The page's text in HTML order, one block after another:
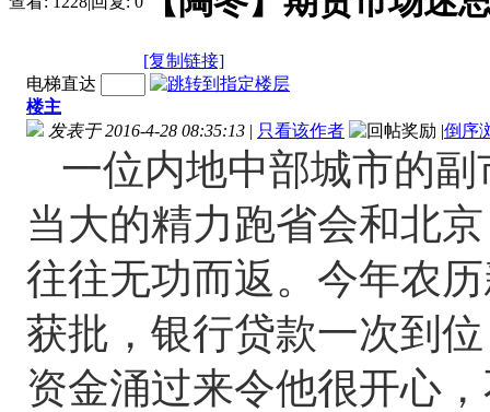
[复制链接]
电梯直达
楼主
发表于 2016-4-28 08:35:13 | 只看该作者 |倒序
一位内地中部城市的
当大的精力跑省会和北
往往无功而返。今年农
获批，银行贷款一次到
资金涌过来令他很开心